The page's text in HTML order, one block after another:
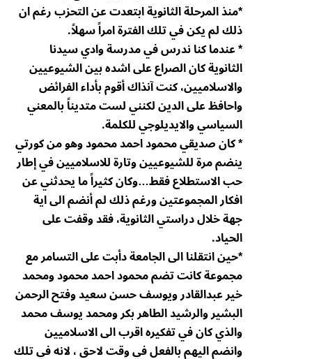
*منذ المرحلة الثانوية ابتعدت عن التحزب رغم ان
ذلك لم يكن في تلك الفترة امراً سهلاً.
* عندما كنا ندرس في مدرسة وادي سيدنا
الثانوية كان الصراع على اشده بين الشيوعيين
والاسلاميين، كنت آنذاك أقوم بأداء الفرائض
واحافظ على الدين لكنني لست متديناً بالمعني
السياسي والايديلوجي للكلمة.
* كان صديقي محمود احمد محمود وهو من كورتي
ينضم مرة للشيوعيين وتارة للاسلاميين في إطار
حب الاستطلاع فقط…وكان كثيراً ما يحدثني عن
افكار المجموعتين ورغم ذلك لم أنضم الى اية
جهة خلال دراستي الثانوية، فقد وقفت على
الحياد.
*حين انتقلنا الى الجامعة دأبت على التسامر مع
مجموعة كانت تضم محمود احمد محمود ومحمد
خير عبدالقادر ويوسف حسن سعيد وفتح الرحمن
البشير والرشيد الطاهر بكر ومحمد يوسف محمد
والذي كان في تفكيره اقرب الى الاسلاميين
وانضم اليهم بالفعل في وقت لاحق ، لانه في تلك